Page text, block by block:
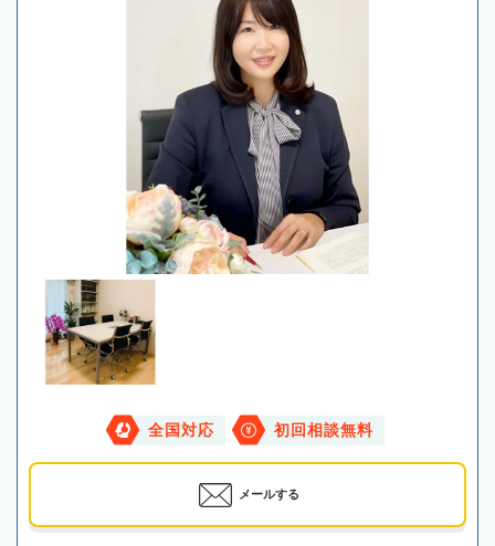
全国対応 初回相談無料
メールする